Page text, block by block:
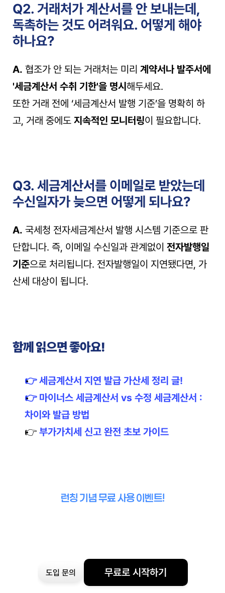
Q2. 거래처가 계산서를 안 보내는데,
독촉하는 것도 어려워요. 어떻게 해야
하나요?
A. 협조가 안 되는 거래처는 미리 계약서나 발주서에
'세금계산서 수취 기한'을 명시 해두세요.
또한 거래 전에 ‘세금계산서 발행 기준’을 명확히 하
고, 거래 중에도 지속적인 모니터링이 필요합니다.
Q3. 세금계산서를 이메일로 받았는데
수신일자가 늦으면 어떻게 되나요?
A. 국세청 전자세금계산서 발행 시스템 기준으로 판
단합니다. 즉, 이메일 수신일과 관계없이 전자발행일
기준으로 처리됩니다. 전자발행일이 지연됐다면, 가
산세 대상이 됩니다.
함께 읽으면 좋아요!
👉 세금계산서 지연 발급 가산세 정리 글!
👉 마이너스 세금계산서 vs 수정 세금계산서 :
차이와 발급 방법
👉 부가가치세 신고 완전 초보 가이드
런칭 기념 무료 사용 이벤트!
도입 문의 무료로 시작하기